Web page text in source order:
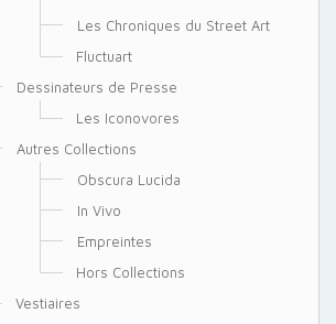
Les Chroniques du Street Art
Fluctuart
Dessinateurs de Presse
Les Iconovores
Autres Collections
Obscura Lucida
In Vivo
Empreintes
Hors Collections
Vestiaires